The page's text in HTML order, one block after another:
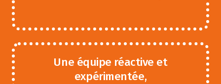
Une équipe réactive et
expérimentée,